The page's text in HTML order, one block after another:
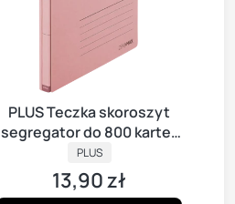
PLUS Teczka skoroszyt
segregator do 800 kartek
A4 Zero Max RÓŻOWA
PRODUCENT
PLUS
Cena
13,90 zł